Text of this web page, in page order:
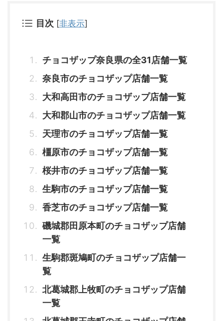
目次 [非表示]
チョコザップ奈良県の全31店舗一覧
奈良市のチョコザップ店舗一覧
大和高田市のチョコザップ店舗一覧
大和郡山市のチョコザップ店舗一覧
天理市のチョコザップ店舗一覧
橿原市のチョコザップ店舗一覧
桜井市のチョコザップ店舗一覧
生駒市のチョコザップ店舗一覧
香芝市のチョコザップ店舗一覧
磯城郡田原本町のチョコザップ店舗
一覧
生駒郡斑鳩町のチョコザップ店舗一
覧
北葛城郡上牧町のチョコザップ店舗
一覧